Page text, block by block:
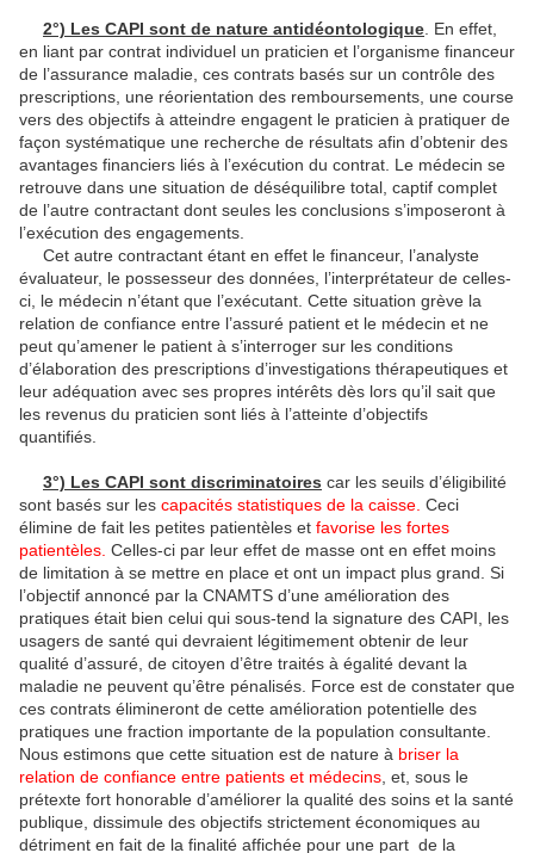
2°) Les CAPI sont de nature antidéontologique . En effet,
en liant par contrat individuel un praticien et l’organisme financeur
de l’assurance maladie, ces contrats basés sur un contrôle des
prescriptions, une réorientation des remboursements, une course
vers des objectifs à atteindre engagent le praticien à pratiquer de
façon systématique une recherche de résultats afin d’obtenir des
avantages financiers liés à l’exécution du contrat. Le médecin se
retrouve dans une situation de déséquilibre total, captif complet
de l’autre contractant dont seules les conclusions s’imposeront à
l’exécution des engagements.
Cet autre contractant étant en effet le financeur, l’analyste
évaluateur, le possesseur des données, l’interprétateur de celles-
ci, le médecin n’étant que l’exécutant. Cette situation grève la
relation de confiance entre l’assuré patient et le médecin et ne
peut qu’amener le patient à s’interroger sur les conditions
d’élaboration des prescriptions d’investigations thérapeutiques et
leur adéquation avec ses propres intérêts dès lors qu’il sait que
les revenus du praticien sont liés à l’atteinte d’objectifs
quantifiés.
3°) Les CAPI sont discriminatoires car les seuils d’éligibilité
sont basés sur les capacités statistiques de la caisse. Ceci
élimine de fait les petites patientèles et favorise les fortes
patientèles. Celles-ci par leur effet de masse ont en effet moins
de limitation à se mettre en place et ont un impact plus grand. Si
l’objectif annoncé par la CNAMTS d’une amélioration des
pratiques était bien celui qui sous-tend la signature des CAPI, les
usagers de santé qui devraient légitimement obtenir de leur
qualité d’assuré, de citoyen d’être traités à égalité devant la
maladie ne peuvent qu’être pénalisés. Force est de constater que
ces contrats élimineront de cette amélioration potentielle des
pratiques une fraction importante de la population consultante.
Nous estimons que cette situation est de nature à briser la
relation de confiance entre patients et médecins , et, sous le
prétexte fort honorable d’améliorer la qualité des soins et la santé
publique, dissimule des objectifs strictement économiques au
détriment en fait de la finalité affichée pour une part de la